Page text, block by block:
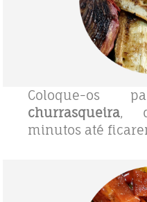
Coloque-os
churrasqueira,
minutos até